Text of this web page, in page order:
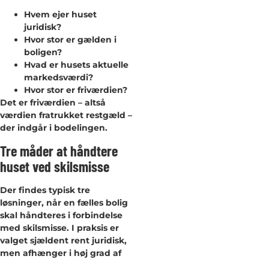
Hvem ejer huset
juridisk?
Hvor stor er gælden i
boligen?
Hvad er husets aktuelle
markedsværdi?
Hvor stor er friværdien?
Det er friværdien – altså
værdien fratrukket restgæld –
der indgår i bodelingen.
Tre måder at håndtere
huset ved skilsmisse
Der findes typisk tre
løsninger, når en fælles bolig
skal håndteres i forbindelse
med skilsmisse. I praksis er
valget sjældent rent juridisk,
men afhænger i høj grad af